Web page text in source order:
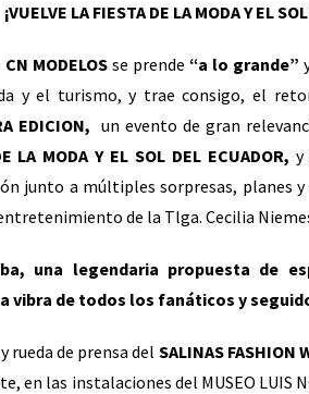
¡VUELVE LA FIESTA DE LA MODA Y EL
CN MODELOS se prende “a lo grande”
y el turismo, y trae consigo, el
EDICION, un evento de gran
LA MODA Y EL SOL DEL ECUADOR, y
junto a múltiples sorpresas, planes
de la Tlga. Cecilia
una legendaria propuesta de
vibra de todos los fanáticos y
rueda de prensa del SALINAS FASHION
en las instalaciones del MUSEO LUIS